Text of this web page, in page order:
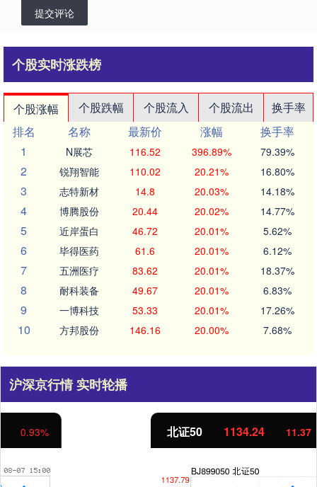
提交评论
个股实时涨跌榜
个股涨幅 个股跌幅 个股流入 个股流出
换手率
排名
名称 最新价 涨幅
换手率
1
N展芯 116.52 396.89% 79.39%
2 锐翔智能 110.02 20.21% 16.80%
3 志特新材 14.8 20.03% 14.18%
4 博腾股份 20.44 20.02% 14.77%
5 近岸蛋白 46.72 20.01% 5.62%
6 毕得医药 61.6 20.01% 6.12%
7 五洲医疗 83.62 20.01% 18.37%
8 耐科装备 49.67 20.01% 6.83%
9 一博科技 53.33 20.01% 17.26%
10 方邦股份 146.16 20.00% 7.68%
沪深京行情 实时轮播
11.37 1.01%